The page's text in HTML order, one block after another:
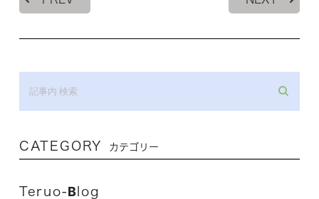
CATEGORY カテゴリー
Teruo-Blog